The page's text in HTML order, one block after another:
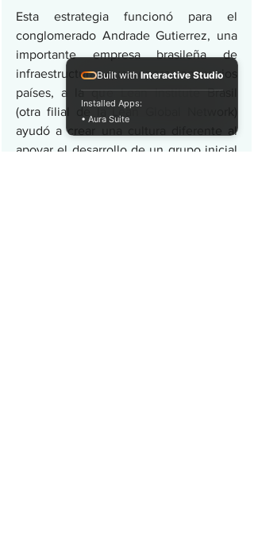
Esta estrategia funcionó para el
conglomerado Andrade Gutierrez, una
importante empresa brasileña de
infraestructura que opera en varios
países, a la que Lean Institute Brasil
(otra filial de la Lean Global Network)
ayudó a crear una cultura diferente al
apoyar el desarrollo de un grupo inicial
Built with Interactive Studio
Installed Apps:
• Aura Suite